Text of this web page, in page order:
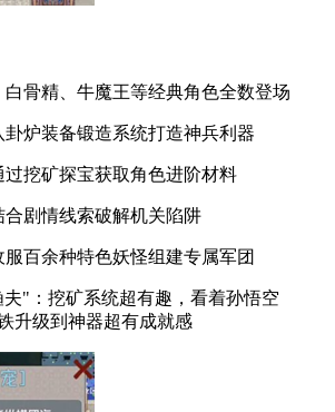
白骨精、牛魔王等经典角色全数登场
卦炉装备锻造系统打造神兵利器
过挖矿探宝获取角色进阶材料
剧情线索破解机关陷阱
百余种特色妖怪组建专属军团
"：挖矿系统超有趣，看着孙悟空
升级到神器超有成就感